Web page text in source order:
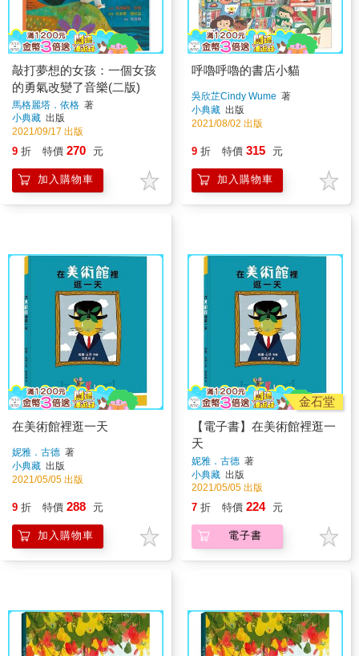
敲打夢想的女孩：一個女孩
的勇氣改變了音樂(二版)
馬格麗塔．依格 著
小典藏 出版
2021/09/17 出版
9 折 特價 270 元
加入購物車
呼嚕呼嚕的書店小貓
吳欣芷Cindy Wume 著
小典藏 出版
2021/08/02 出版
9 折 特價 315 元
加入購物車
在美術館裡逛一天
妮雅．古德 著
小典藏 出版
2021/05/05 出版
9 折 特價 288 元
加入購物車
金石堂
【電子書】在美術館裡逛一
天
妮雅．古德 著
小典藏 出版
2021/05/05 出版
7 折 特價 224 元
電子書